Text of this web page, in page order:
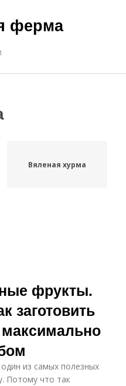
ферма
Вяленая хурма
фрукты.
заготовить
из самых полезных
Потому что так